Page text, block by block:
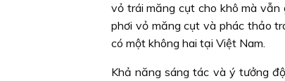
vỏ trái măng cụt cho khô mà vẫn
phơi vỏ măng cụt và phác thảo
có một không hai tại Việt Nam.
Khả năng sáng tác và ý tưởng